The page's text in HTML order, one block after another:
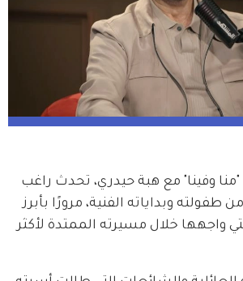
وفينا" مع هبة حيدري، تحدث راغب
وبداياته الفنية، مرورًا بأبرز
واجهها خلال مسيرته الممتدة لأكثر